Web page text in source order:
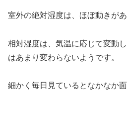
室外の絶対湿度は、ほぼ動きがあ
相対湿度は、気温に応じて変動
はあまり変わらないようです。
細かく毎日見ているとなかなか面